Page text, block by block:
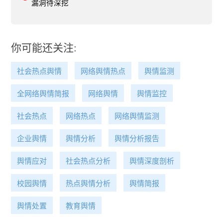
不敢恭维。官方第二次回应27日下午15:18分，沙
湾公安第二次发布通报，距第一次通报时隔3小时
10分，第二次通报比第一次要稍微详细，用了上标
题《关于四川省乐山市沙湾区“11.27”事故情况通
报》，第一段内容与第一次通报完全致，第二段讲
了领导重视、相关部门迅速反应的情况。微博截图
分析第二次通报，从发布的时效来看，时间节点是
恰当的，这种重大突发灾难，采取短平快滚动式信
息发布，最有利于缓解社会恐慌、挤压谣言空间、
增加网民信心；但“度”和“效”则完全没达到预期。特
别是与第一次通报比，水平就差太多了。主要有几
点问题：1.第一段全文引用第一次通报，明显就是
鸡肋，应付差事。2.没有回应网民的核心关切，比
如为什么开车撞人？因为网上有说是夫妻吵架赌气
开车撞人的，有说是为躲避行人失控冲上公交站台
漏洞待深挖
你可能还关注:
社会热点舆情 网络舆情热点 舆情监测
全网络舆情简报 网络舆情 舆情监控
社会热点 网络热点 网络舆情监测
企业舆情 舆情分析 舆情分析报告
舆情应对 社会热点分析 舆情深度剖析
校园舆情 热点舆情分析 舆情简报
舆情处置 教育舆情